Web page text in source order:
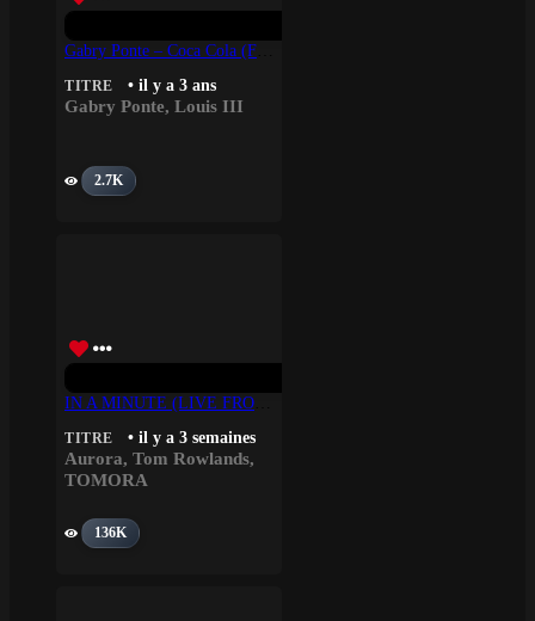
TITRE • il y a 3 ans
Gabry Ponte, Louis III
2.7K
TITRE • il y a 3 semaines
Aurora, Tom Rowlands,
TOMORA
136K